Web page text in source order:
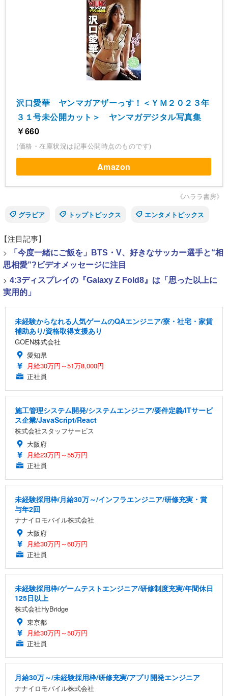
沢口愛華 ヤンマガアザーっす！＜ＹＭ２０２３年
３１号未公開カット＞ ヤンマガデジタル写真集
￥660
(価格・在庫状況は記事公開時点のものです)
Amazon
《ハララ書房》
グラビア
トップトピックス エンタメトピックス
【注目記事】
>
「今度一緒にご飯を」BTS・V、好きなサッカー選手と“相
思相愛”?ビデオメッセージに注目
> 4:3ディスプレイの『Galaxy Z Fold8』は「思った以上に
実用的」
未経験からなれる人気ゲームのQAエンジニア/寮・社宅・家賃
補助あり/資格取得支援あり
GOEN株式会社
愛知県
月給30万円～51万8,000円
正社員
施工管理システム開発/システムエンジニア/要件定義/ITサービ
ス企業/JavaScript/React
株式会社スタッフサービス
大阪府
月給23万円～55万円
正社員
未経験採用枠/月給30万～/インフラエンジニア/研修充実・賞
与年2回
ナナイロモバイル株式会社
大阪府
月給30万円～60万円
正社員
未経験採用枠/ゲームテストエンジニア/研修制度充実/年間休日
125日以上
株式会社HyBridge
東京都
月給30万円～50万円
正社員
月給30万～/未経験採用枠/研修充実/アプリ開発エンジニア
ナナイロモバイル株式会社